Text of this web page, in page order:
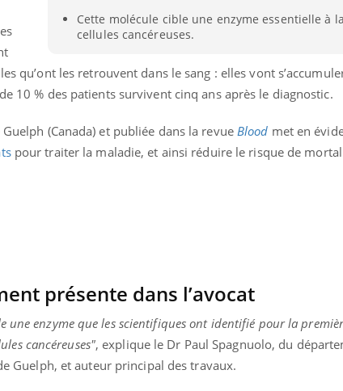
Cette molécule cible une enzyme essentielle à
cellules cancéreuses.
qu’ont les retrouvent dans le sang : elles vont
10 % des patients survivent cinq ans après le diagnostic.
(Canada) et publiée dans la revue Blood met en
pour traiter la maladie, et ainsi réduire le risque de
présente dans l’avocat
une enzyme que les scientifiques ont identifié pour la
cancéreuses", explique le Dr Paul Spagnuolo, du
Guelph, et auteur principal des travaux.
& Charge mentale : et si on Youtube
Eczéma Chronique